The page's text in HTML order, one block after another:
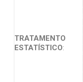
TRATAMENTO
ESTATÍSTICO: